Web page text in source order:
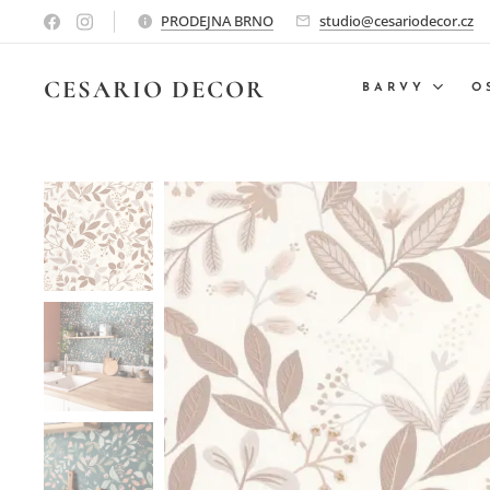
PRODEJNA BRNO studio@cesariodecor.cz
CESARIO DECOR BARVY